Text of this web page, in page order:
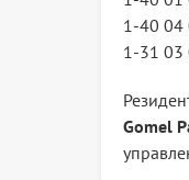
1-40
1-31
Gomel